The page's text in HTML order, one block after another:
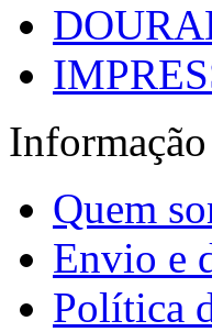
Informação
Quem
Envio e
Política